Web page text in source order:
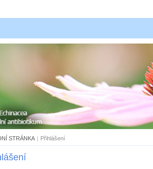
STRÁNKA | Přihlášení